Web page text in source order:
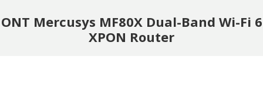
ONT Mercusys MF80X Dual-Band Wi-Fi 6
XPON Router